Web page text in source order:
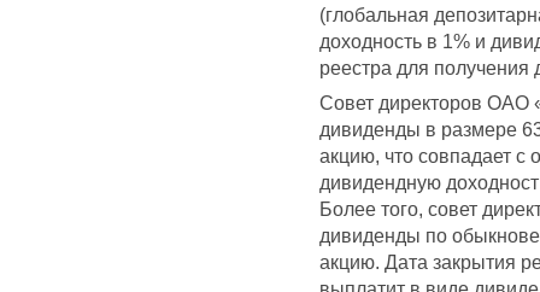
(глобальная
доходность в 1% и
реестра для получения
Совет директоров ОАО
дивиденды в размере
акцию, что совпадает с
дивидендную
Более того, совет
дивиденды по
акцию. Дата закрытия